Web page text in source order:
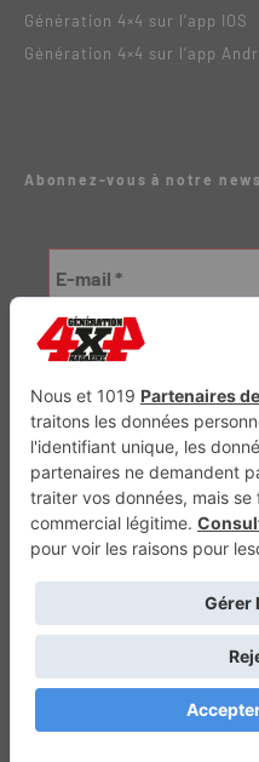
Génération 4×4 sur l’app IOS
Génération 4×4 sur l’app
Abonnez-vous à notre
Génération Electrique
Depuis 2010 - Un